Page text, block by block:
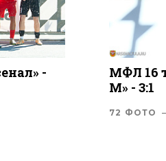
-
МФЛ 16
М» - 3:1
72 ФОТО